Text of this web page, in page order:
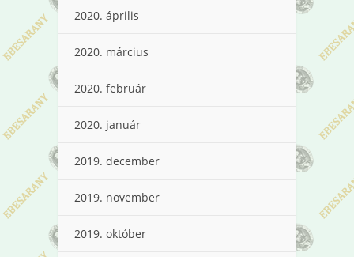
2020. április
2020. március
2020. február
2020. január
2019. december
2019. november
2019. október